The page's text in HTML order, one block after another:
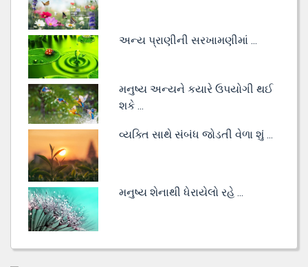
અન્ય પ્રાણીની સરખામણીમાં ...
મનુષ્ય અન્યને કયારે ઉપયોગી થઈ
શકે ...
વ્યક્તિ સાથે સંબંધ જોડતી વેળા શું ...
મનુષ્ય શેનાથી ધેરાયેલો રહે ...